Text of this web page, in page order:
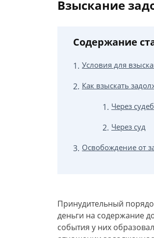
Взыскание
Содержание
Условия для
Как взыскать
Через
Через суд
Освобождение от
Принудительный
деньги на содержание
события у них